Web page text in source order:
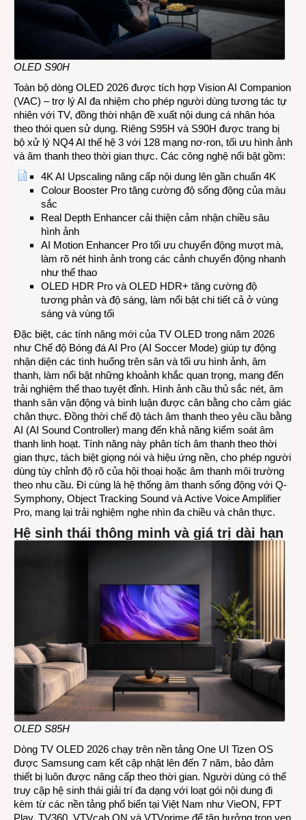
OLED S90H
Toàn bộ dòng OLED 2026 được tích hợp Vision AI Companion
(VAC) – trợ lý AI đa nhiệm cho phép người dùng tương tác tự
nhiên với TV, đồng thời nhận đề xuất nội dung cá nhân hóa
theo thói quen sử dụng. Riêng S95H và S90H được trang bị
bộ xử lý NQ4 AI thế hệ 3 với 128 mạng nơ-ron, tối ưu hình ảnh
và âm thanh theo thời gian thực. Các công nghệ nổi bật gồm:
4K AI Upscaling nâng cấp nội dung lên gần chuẩn 4K
Colour Booster Pro tăng cường độ sống động của màu
sắc
Real Depth Enhancer cải thiện cảm nhận chiều sâu
hình ảnh
AI Motion Enhancer Pro tối ưu chuyển động mượt mà,
làm rõ nét hình ảnh trong các cảnh chuyển động nhanh
như thể thao
OLED HDR Pro và OLED HDR+ tăng cường độ
tương phản và độ sáng, làm nổi bật chi tiết cả ở vùng
sáng và vùng tối
Đặc biệt, các tính năng mới của TV OLED trong năm 2026
như Chế độ Bóng đá AI Pro (AI Soccer Mode) giúp tự động
nhận diện các tình huống trên sân và tối ưu hình ảnh, âm
thanh, làm nổi bật những khoảnh khắc quan trọng, mang đến
trải nghiệm thể thao tuyệt đỉnh. Hình ảnh cầu thủ sắc nét, âm
thanh sân vận động và bình luận được cân bằng cho cảm giác
chân thực. Đồng thời chế độ tách âm thanh theo yêu cầu bằng
AI (AI Sound Controller) mang đến khả năng kiểm soát âm
thanh linh hoạt. Tính năng này phân tích âm thanh theo thời
gian thực, tách biệt giọng nói và hiệu ứng nền, cho phép người
dùng tùy chỉnh độ rõ của hội thoại hoặc âm thanh môi trường
theo nhu cầu. Đi cùng là hệ thống âm thanh sống động với Q-
Symphony, Object Tracking Sound và Active Voice Amplifier
Pro, mang lại trải nghiệm nghe nhìn đa chiều và chân thực.
Hệ sinh thái thông minh và giá trị dài hạn
OLED S85H
Dòng TV OLED 2026 chạy trên nền tảng One UI Tizen OS
được Samsung cam kết cập nhật lên đến 7 năm, bảo đảm
thiết bị luôn được nâng cấp theo thời gian. Người dùng có thể
truy cập hệ sinh thái giải trí đa dạng với loạt gói nội dung đi
kèm từ các nền tảng phổ biến tại Việt Nam như VieON, FPT
Play, TV360, VTVcab ON và VTVprime để tận hưởng trọn vẹn